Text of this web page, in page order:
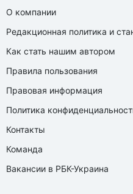
О компании
Редакционная политика и
Как стать нашим автором
Правила пользования
Правовая информация
Политика
Контакты
Команда
Вакансии в РБК-Украина